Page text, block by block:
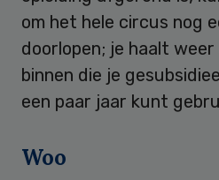
om het hele circus nog
doorlopen; je haalt weer
binnen die je
een paar jaar kunt
Woo